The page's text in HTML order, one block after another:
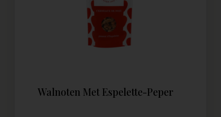
Walnoten Met Espelette-Peper